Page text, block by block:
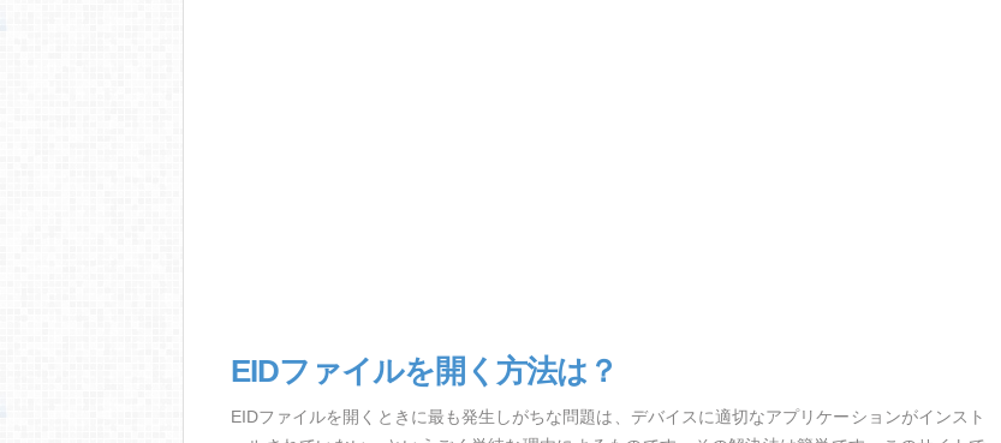
EIDファイルを開く方法は？
EIDファイルを開くときに最も発生しがちな問題は、デバイスに適切なアプリケーションがインスト